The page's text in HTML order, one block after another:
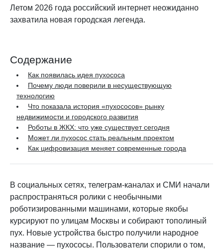
Летом 2026 года российский интернет неожиданно
захватила новая городская легенда.
Содержание
Как появилась идея пухососа
Почему люди поверили в несуществующую
технологию
Что показала история «пухососов» рынку
недвижимости и городского развития
Роботы в ЖКХ: что уже существует сегодня
Может ли пухосос стать реальным проектом
Как цифровизация меняет современные города
В социальных сетях, телеграм-каналах и СМИ начали
распространяться ролики с необычными
роботизированными машинами, которые якобы
курсируют по улицам Москвы и собирают тополиный
пух. Новые устройства быстро получили народное
название — пухососы. Пользователи спорили о том,